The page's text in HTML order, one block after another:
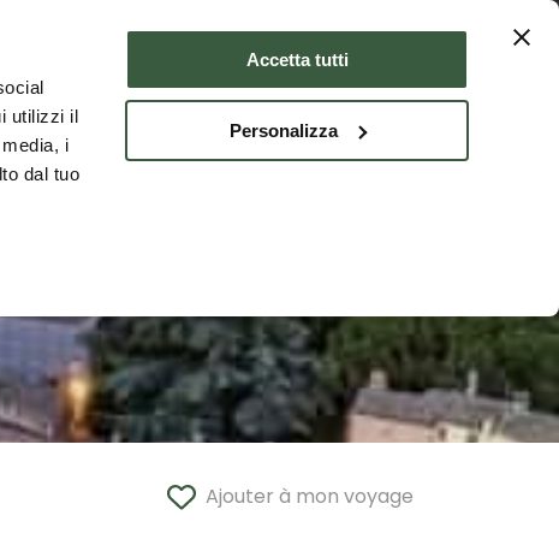
utilizzi il
i
dal tuo
Accetta tutti
Personalizza
Ajouter à mon voyage